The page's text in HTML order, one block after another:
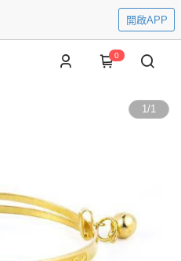
開啟APP
0
1/1